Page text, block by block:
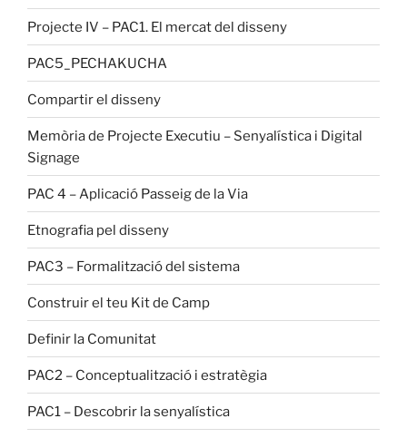
Projecte IV – PAC1. El mercat del disseny
PAC5_PECHAKUCHA
Compartir el disseny
Memòria de Projecte Executiu – Senyalística i Digital
Signage
PAC 4 – Aplicació Passeig de la Via
Etnografia pel disseny
PAC3 – Formalització del sistema
Construir el teu Kit de Camp
Definir la Comunitat
PAC2 – Conceptualització i estratègia
PAC1 – Descobrir la senyalística